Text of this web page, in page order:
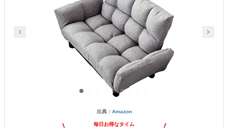
出典： Amazon
毎日お得なタイム